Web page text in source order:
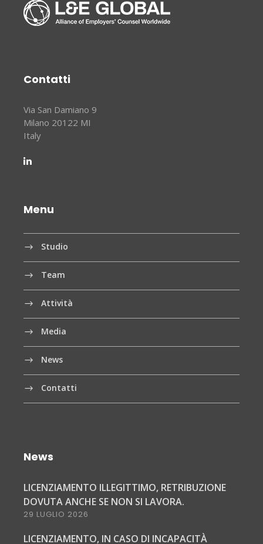
Contatti
Via San Damiano 9
Milano 20122 MI
Italy
Menu
Studio
Team
Attività
Media
News
Contatti
News
LICENZIAMENTO ILLEGITTIMO, RETRIBUZIONE
DOVUTA ANCHE SE NON SI LAVORA.
29 LUGLIO 2026
LICENZIAMENTO, IN CASO DI INCAPACITÀ